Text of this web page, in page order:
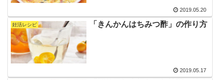
2019.05.20
妊活レシピ 「きんかんはちみつ酢」の作り方
2019.05.17